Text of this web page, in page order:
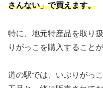
さんない」で買えます。
特に、地元特産品を取り
りがっこを購入すること
道の駅では、いぶりがっ